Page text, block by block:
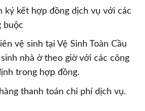
ký kết hợp đồng dịch vụ với các
buộc
vệ sinh tại Vệ Sinh Toàn Cầu
nhà ở theo giờ với các công
trong hợp đồng.
thanh toán chi phí dịch vụ.